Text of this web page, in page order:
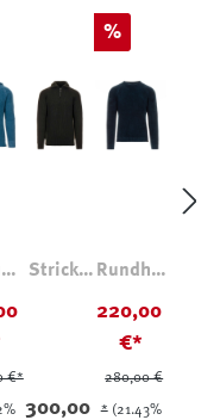
€*
Stricktr
300,00
Rabatt
%
Rundhal
er
Effektga
rn
220,00
€*
280,00 €
* (21.43%